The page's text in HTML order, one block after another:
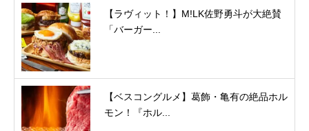
【ラヴィット！】M!LK佐野勇斗が大絶賛
「バーガー...
【ベスコングルメ】葛飾・亀有の絶品ホル
モン！『ホル...